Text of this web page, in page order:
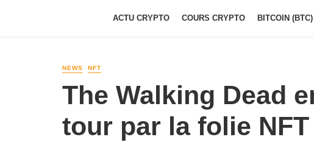
ACTU CRYPTO COURS CRYPTO BITCOIN (BTC)
NEWS NFT
The Walking Dead
tour par la folie NFT